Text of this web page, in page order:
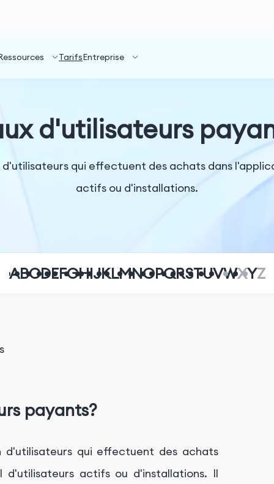
TarifsEntreprise
d'utilisateurs
qui effectuent des achats dans
actifs ou d'installations.
ABCDEFGHIJKLMNOPQRSTUVWXYZ
payants?
qui effectuent des achats
actifs ou d'installations. Il